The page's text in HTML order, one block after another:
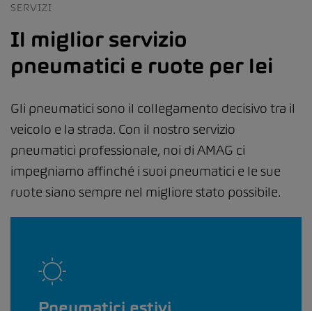
SERVIZI
Il miglior servizio
pneumatici e ruote per lei
Gli pneumatici sono il collegamento decisivo tra il
veicolo e la strada. Con il nostro servizio
pneumatici professionale, noi di AMAG ci
impegniamo affinché i suoi pneumatici e le sue
ruote siano sempre nel migliore stato possibile.